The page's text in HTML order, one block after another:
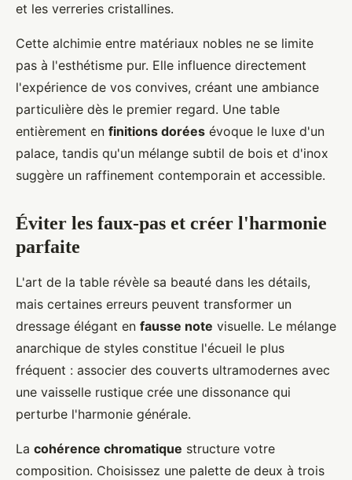
et les verreries cristallines.
Cette alchimie entre matériaux nobles ne se limite
pas à l'esthétisme pur. Elle influence directement
l'expérience de vos convives, créant une ambiance
particulière dès le premier regard. Une table
entièrement en finitions dorées évoque le luxe d'un
palace, tandis qu'un mélange subtil de bois et d'inox
suggère un raffinement contemporain et accessible.
Éviter les faux-pas et créer l'harmonie
parfaite
L'art de la table révèle sa beauté dans les détails,
mais certaines erreurs peuvent transformer un
dressage élégant en fausse note visuelle. Le mélange
anarchique de styles constitue l'écueil le plus
fréquent : associer des couverts ultramodernes avec
une vaisselle rustique crée une dissonance qui
perturbe l'harmonie générale.
La cohérence chromatique structure votre
composition. Choisissez une palette de deux à trois